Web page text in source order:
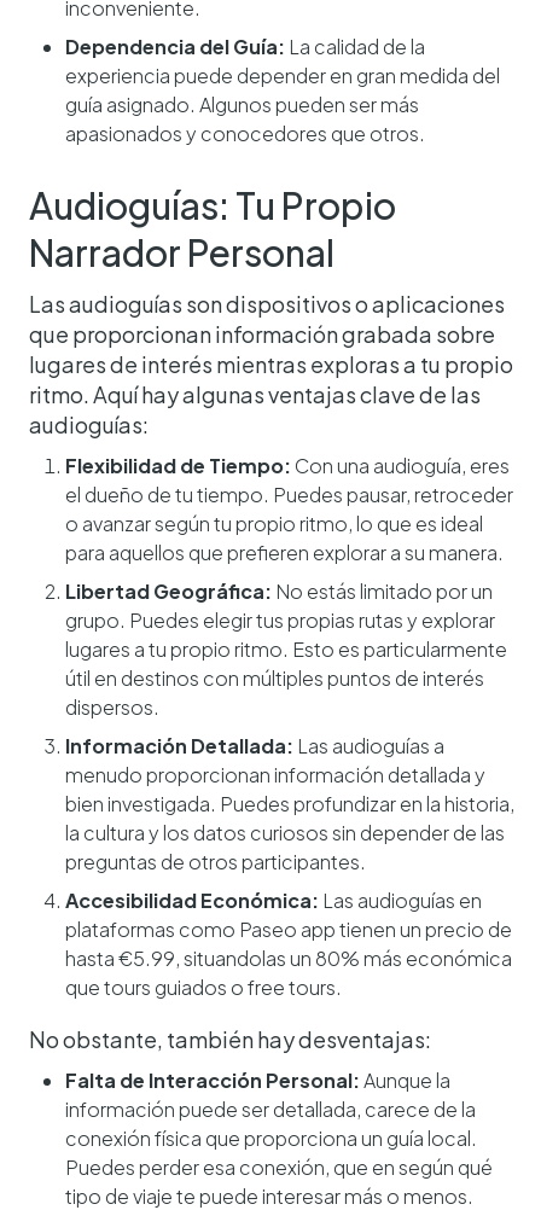
inconveniente.
Dependencia del Guía: La calidad de la
experiencia puede depender en gran medida del
guía asignado. Algunos pueden ser más
apasionados y conocedores que otros.
Audioguías: Tu Propio
Narrador Personal
Las audioguías son dispositivos o aplicaciones
que proporcionan información grabada sobre
lugares de interés mientras exploras a tu propio
ritmo. Aquí hay algunas ventajas clave de las
audioguías:
Flexibilidad de Tiempo: Con una audioguía, eres
el dueño de tu tiempo. Puedes pausar, retroceder
o avanzar según tu propio ritmo, lo que es ideal
para aquellos que prefieren explorar a su manera.
Libertad Geográfica: No estás limitado por un
grupo. Puedes elegir tus propias rutas y explorar
lugares a tu propio ritmo. Esto es particularmente
útil en destinos con múltiples puntos de interés
dispersos.
Información Detallada: Las audioguías a
menudo proporcionan información detallada y
bien investigada. Puedes profundizar en la historia,
la cultura y los datos curiosos sin depender de las
preguntas de otros participantes.
Accesibilidad Económica: Las audioguías en
plataformas como Paseo app tienen un precio de
hasta €5.99, situandolas un 80% más económica
que tours guiados o free tours.
No obstante, también hay desventajas:
Falta de Interacción Personal:Aunque la
información puede ser detallada, carece de la
conexión física que proporciona un guía local.
Puedes perder esa conexión, que en según qué
tipo de viaje te puede interesar más o menos.